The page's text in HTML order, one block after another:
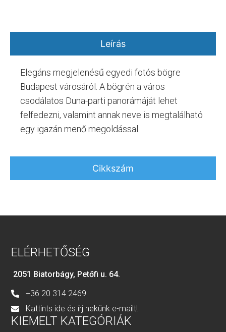
Leírás
Cikkszám
Elegáns megjelenésű egyedi fotós bögre
Budapest városáról. A bögrén a város
csodálatos Duna-parti panorámáját lehet
felfedezni, valamint annak neve is megtalálható
egy igazán menő megoldással.
ELÉRHETŐSÉG
2051 Biatorbágy, Petőfi u. 64.
+36 20 314 2469
Kattints ide és írj nekünk e-mailt!
KIEMELT KATEGÓRIÁK